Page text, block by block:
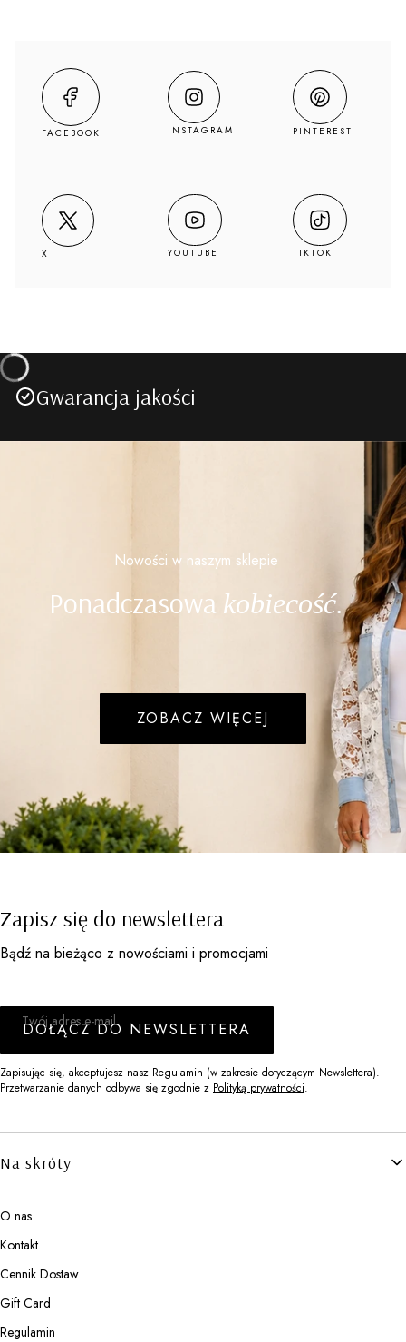
FACEBOOK INSTAGRAM PINTEREST
X YOUTUBE TIKTOK
Gwarancja jakości
Nowości w naszym sklepie
Ponadczasowa kobiecość.
ZOBACZ WIĘCEJ
Zapisz się do newslettera
Bądź na bieżąco z nowościami i promocjami
Twój adres e-mail
DOŁĄCZ DO NEWSLETTERA
Zapisując się, akceptujesz nasz Regulamin (w zakresie dotyczącym Newslettera).
Przetwarzanie danych odbywa się zgodnie z Polityką prywatności.
Linki w stopce
Na skróty
O nas
Kontakt
Cennik Dostaw
Gift Card
Regulamin